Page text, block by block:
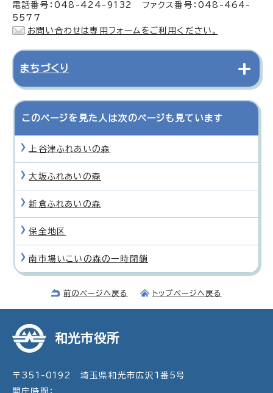
電話番号：048-424-9132 ファクス番号：048-464-
5577
お問い合わせは専用フォームをご利用ください。
まちづくり
このページを見た人は次のページも見ています
上谷津ふれあいの森
大坂ふれあいの森
新倉ふれあいの森
保全地区
南市場いこいの森の一時閉鎖
前のページへ戻る トップページへ戻る
和光市役所
〒351-0192 埼玉県和光市広沢1番5号